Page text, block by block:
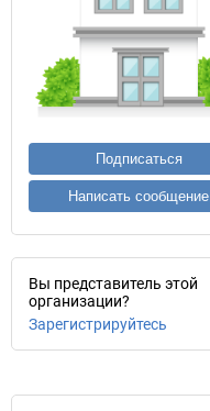
Подписаться
Написать сообщение
Вы представитель этой
организации?
Зарегистрируйтесь